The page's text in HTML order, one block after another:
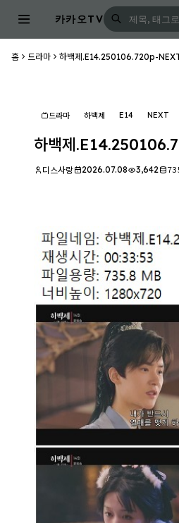
카카오TV
홈 드라마 하백제.E14.250106.720p-
드라마 하백제 E14 NEXT
하백제
디스사랑 2026.07.08 3,642